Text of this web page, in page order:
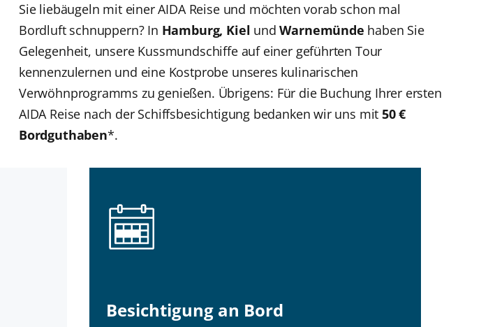
Sie liebäugeln mit einer AIDA Reise und möchten vorab schon mal
Bordluft schnuppern? In Hamburg, Kiel undWarnemünde haben Sie
Gelegenheit, unsere Kussmundschiffe auf einer geführten Tour
kennenzulernen und eine Kostprobe unseres kulinarischen
Verwöhnprogramms zu genießen. Übrigens: Für die Buchung Ihrer ersten
AIDA Reise nach der Schiffsbesichtigung bedanken wir uns mit50 €
Bordguthaben*.
Besichtigung an Bord